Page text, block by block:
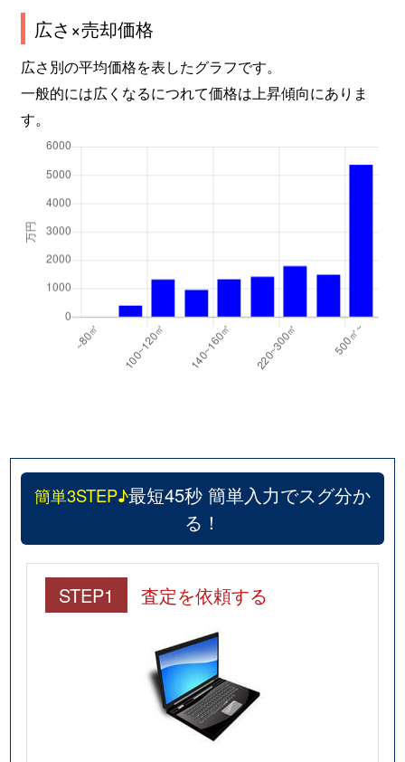
広さ×売却価格
広さ別の平均価格を表したグラフです。
一般的には広くなるにつれて価格は上昇傾向にありま
す。
簡単3STEP♪最短45秒 簡単入力でスグ分か
る！
STEP1 査定を依頼する